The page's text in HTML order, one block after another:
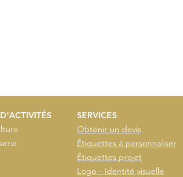
SERVICES
Obtenir un devis
Étiquettes à personnaliser
Étiquettes projet
Logo - Identité visuelle